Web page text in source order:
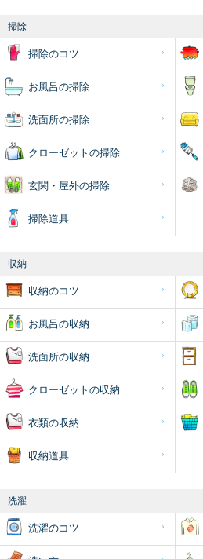
掃除
掃除のコツ
お風呂の掃除
洗面所の掃除
クローゼットの掃除
玄関・屋外の掃除
掃除道具
収納
収納のコツ
お風呂の収納
洗面所の収納
クローゼットの収納
衣類の収納
収納道具
洗濯
洗濯のコツ